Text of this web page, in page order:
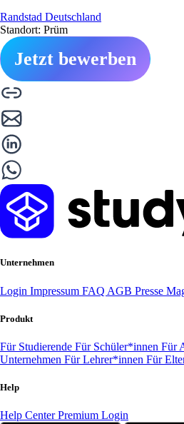
Randstad Deutschland
Standort: Prüm
Jetzt bewerben
Unternehmen
Login Impressum FAQ AGB Presse
Produkt
Für Studierende Für Schüler*innen Für
Unternehmen Für Lehrer*innen Für
Help
Help CenterPremium Login